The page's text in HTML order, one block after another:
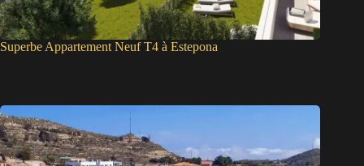
Superbe Appartement Neuf T4 à Estepona